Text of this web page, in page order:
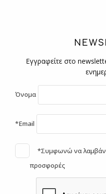
Εγγραφείτε στο
Όνομα
*Email
*Συμφωνώ να
προσφορές